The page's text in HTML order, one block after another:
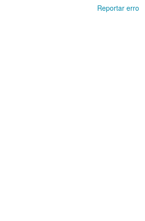
Reportar erro